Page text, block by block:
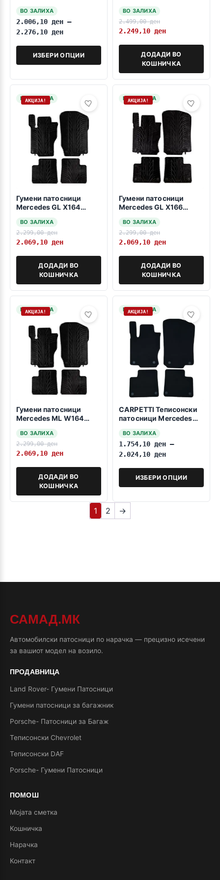
ВО ЗАЛИХА
2.006,10 ден –
2.276,10 ден
ИЗБЕРИ ОПЦИИ
ВО ЗАЛИХА
2.499,00ден
2.249,10 ден
ДОДАДИ ВО
КОШНИЧКА
НА ЗАЛИХА
АКЦИЈА!
Гумени патосници
Mercedes GL X164
ВО ЗАЛИХА
2.299,00ден
2.069,10 ден
ДОДАДИ ВО
КОШНИЧКА
НА ЗАЛИХА
АКЦИЈА!
Гумени патосници
Mercedes GL X166
ВО ЗАЛИХА
2.299,00ден
2.069,10 ден
ДОДАДИ ВО
КОШНИЧКА
НА ЗАЛИХА
АКЦИЈА!
Гумени патосници
Mercedes ML W164
ВО ЗАЛИХА
2.299,00ден
2.069,10 ден
ДОДАДИ ВО
КОШНИЧКА
НА ЗАЛИХА
АКЦИЈА!
CARPETTI Теписонски
патосници Mercedes
2019
ВО ЗАЛИХА
1.754,10 ден –
2.024,10 ден
ИЗБЕРИ ОПЦИИ
1 2 →
САМАД.МК
Автомобилски патосници по нарачка — прецизно исечени
за вашиот модел на возило.
ПРОДАВНИЦА
Land Rover- Гумени Патосници
Гумени патосници за багажник
Porsche- Патосници за Багаж
Теписонски Chevrolet
Теписонски DAF
Porsche- Гумени Патосници
ПОМОШ
Мојата сметка
Кошничка
Нарачка
Контакт